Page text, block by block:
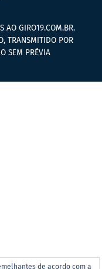
de acordo com a
AO GIRO19.COM.BR.
TRANSMITIDO POR
SEM PRÉVIA